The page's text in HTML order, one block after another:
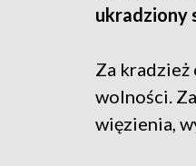
ukradziony
Za kradzież
wolności.
więzienia,